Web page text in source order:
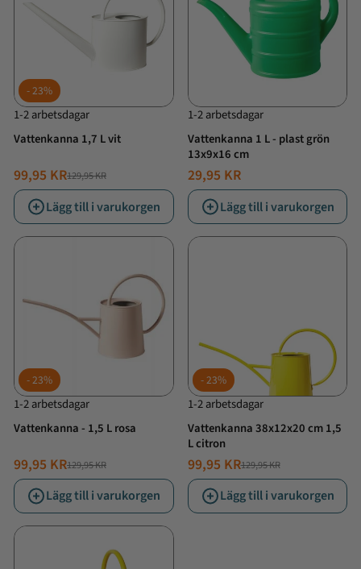
23%
1-2 arbetsdagar
Vattenkanna 1,7 L vit
NORMALT
PRIS
129,95 KR
ERBJUDANDE
PRIS
99,95 KR
Lägg till i varukorgen
1-2 arbetsdagar
Vattenkanna 1 L - plast grön
13x9x16 cm
29,95 KR
Lägg till i varukorgen
23%
1-2 arbetsdagar
Vattenkanna - 1,5 L rosa
NORMALT
PRIS
129,95 KR
ERBJUDANDE
PRIS
99,95 KR
Lägg till i varukorgen
23%
1-2 arbetsdagar
Vattenkanna 38x12x20 cm 1,5
L citron
NORMALT
PRIS
129,95 KR
ERBJUDANDE
PRIS
99,95 KR
Lägg till i varukorgen